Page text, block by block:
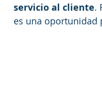
servicio al cliente.
es una oportunidad